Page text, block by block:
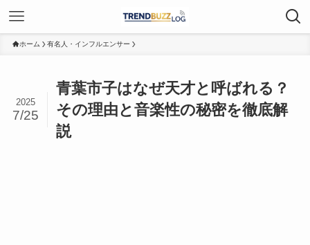
ホーム 有名人・インフルエンサー
青葉市子はなぜ天才と呼ばれる？
その理由と音楽性の秘密を徹底解
説
2025
7/25